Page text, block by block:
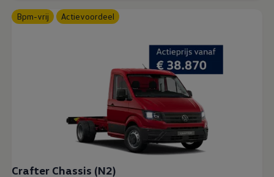
Bpm-vrij Actievoordeel
Crafter Chassis (N2)